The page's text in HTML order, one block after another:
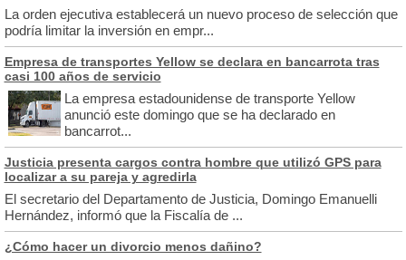
La orden ejecutiva establecerá un nuevo proceso de selección que
podría limitar la inversión en empr...
Empresa de transportes Yellow se declara en bancarrota tras
casi 100 años de servicio
La empresa estadounidense de transporte Yellow
anunció este domingo que se ha declarado en
bancarrot...
Justicia presenta cargos contra hombre que utilizó GPS para
localizar a su pareja y agredirla
El secretario del Departamento de Justicia, Domingo Emanuelli
Hernández, informó que la Fiscalía de ...
¿Cómo hacer un divorcio menos dañino?